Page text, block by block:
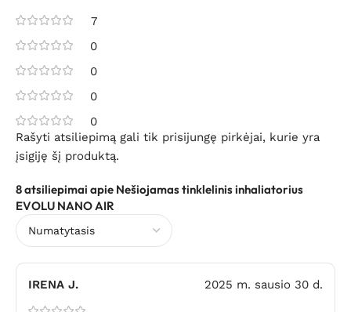
7
0
0
0
0
8 atsiliepimai apie Nešiojamas tinklelinis inhaliatorius
EVOLU NANO AIR
IRENA J. 2025 m. sausio 30 d.
Rašyti atsiliepimą gali tik prisijungę pirkėjai, kurie yra
įsigiję šį produktą.